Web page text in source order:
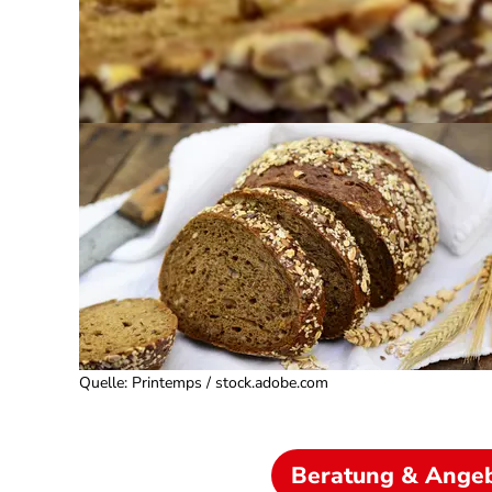
Quelle: Printemps / stock.adobe.com
Beratung &